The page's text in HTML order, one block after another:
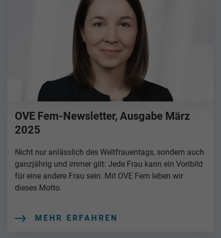
OVE Fem-Newsletter, Ausgabe März
2025
Nicht nur anlässlich des Weltfrauentags, sondern auch
ganzjährig und immer gilt: Jede Frau kann ein Voribild
für eine andere Frau sein. Mit OVE Fem leben wir
dieses Motto.
MEHR ERFAHREN